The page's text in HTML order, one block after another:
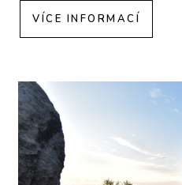
VÍCE INFORMACÍ